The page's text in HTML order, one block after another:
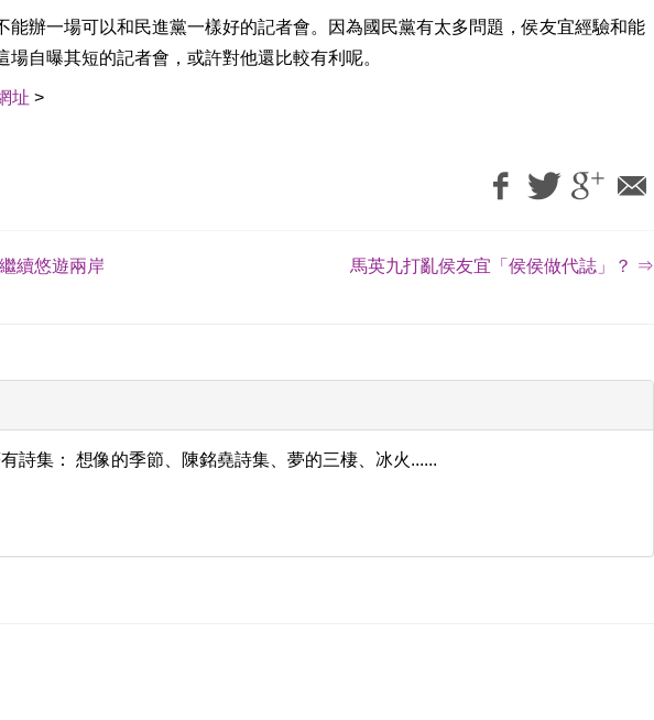
能辦一場可以和民進黨一樣好的記者會。因為國民黨有太多問題，侯友宜經驗和能
自曝其短的記者會，或許對他還比較有利呢。
址 >
續悠遊兩岸 馬英九打亂侯友宜「侯侯做代誌」？ ⇒
詩集： 想像的季節、陳銘堯詩集、夢的三棲、冰火......